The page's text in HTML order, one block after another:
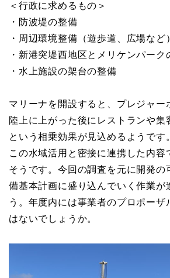
＜行政に求めるもの＞
・防波堤の整備
・周辺環境整備（遊歩道、広場など
・新港突堤⻄地区とメリケンパーク
・⽔上施設の架台の整備
マリーナを開設すると、プレジャー
陸上に上がった後にレストランや集
という相乗効果が見込めるようです
この水域活用と密接に連携した内容
そうです。今回の調査を元に開発の
備基本計画に盛り込んでいく作業が
う。年度内には事業者のプロポーザ
はないでしょうか。